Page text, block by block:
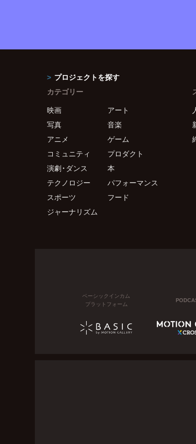
プロジェクトを探す
カテゴリー
映画
アート
写真
音楽
アニメ
ゲーム
コミュニティ
プロダクト
演劇・ダンス
本
テクノロジー
パフォーマンス
スポーツ
フード
ジャーナリズム
ベーシックインカム
プラットフォーム